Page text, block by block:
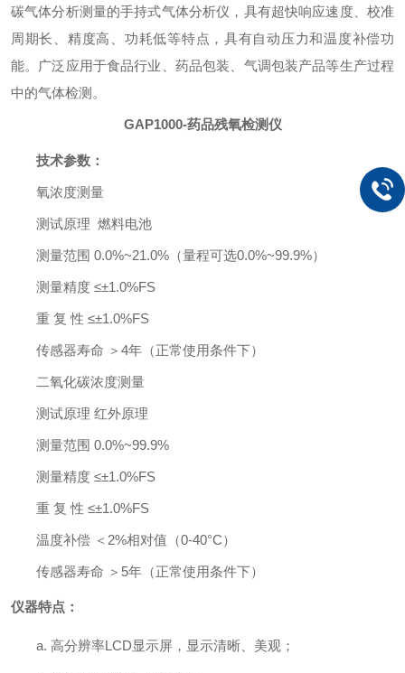
碳气体分析测量的手持式气体分析仪，具有超快响应速度、校准
周期长、精度高、功耗低等特点，具有自动压力和温度补偿功
能。广泛应用于食品行业、药品包装、气调包装产品等生产过程
中的气体检测。
GAP1000-药品残氧检测仪
技术参数：
氧浓度测量
测试原理 燃料电池
测量范围 0.0%~21.0%（量程可选0.0%~99.9%）
测量精度 ≤±1.0%FS
重 复 性 ≤±1.0%FS
传感器寿命 ＞ 4年（正常使用条件下）
二氧化碳浓度测量
测试原理 红外原理
测量范围 0.0%~99.9%
测量精度 ≤±1.0%FS
重 复 性 ≤±1.0%FS
温度补偿 ＜ 2%相对值（0-40°C）
传感器寿命 ＞ 5年（正常使用条件下）
仪器特点：
a. 高分辨率LCD显示屏 ，显示清晰、美观；